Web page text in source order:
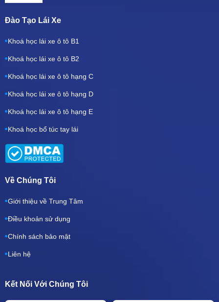
Đào Tạo Lái Xe
Khoá học lái xe ô tô B1
Khoá học lái xe ô tô B2
Khoá học lái xe ô tô hạng C
Khoá học lái xe ô tô hạng D
Khoá học lái xe ô tô hạng E
Khoá học bổ túc tay lái
Về Chúng Tôi
Giới thiệu về Trung Tâm
Điều khoản sử dụng
Chính sách bảo mật
Liên hệ
Kết Nối Với Chúng Tôi